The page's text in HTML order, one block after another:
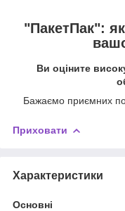
"ПакетПак":
Ви оціните
Бажаємо приємних
Приховати
Характеристики
Основні